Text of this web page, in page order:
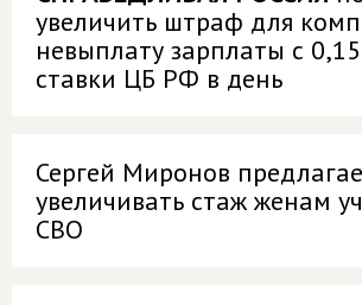
увеличить штраф для
невыплату зарплаты с
ставки ЦБ РФ в день
Сергей Миронов
увеличивать стаж женам
СВО